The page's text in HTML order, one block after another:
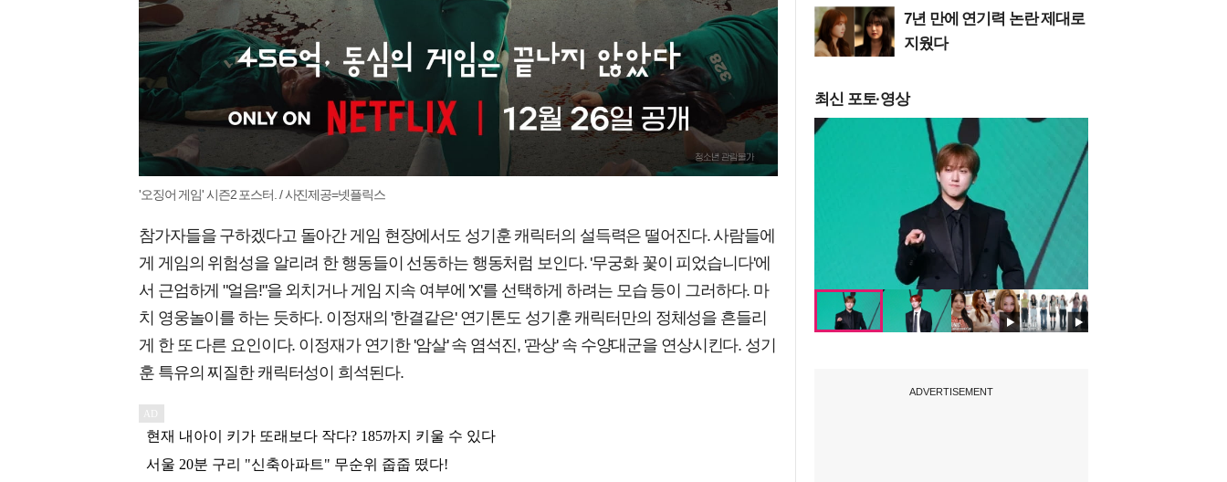
'오징어 게임' 시즌2 포스터. / 사진제공=넷플릭스
참가자들을 구하겠다고 돌아간 게임 현장에서도 성기훈 캐릭터의 설득력은 떨어진다. 사람들에
게 게임의 위험성을 알리려 한 행동들이 선동하는 행동처럼 보인다. '무궁화 꽃이 피었습니다'에
서 근엄하게 "얼음!"을 외치거나 게임 지속 여부에 'X'를 선택하게 하려는 모습 등이 그러하다. 마
치 영웅놀이를 하는 듯하다. 이정재의 '한결같은' 연기톤도 성기훈 캐릭터만의 정체성을 흔들리
게 한 또 다른 요인이다. 이정재가 연기한 '암살' 속 염석진, '관상' 속 수양대군을 연상시킨다. 성기
훈 특유의 찌질한 캐릭터성이 희석된다.
7년 만에 연기력 논란 제대로
지웠다
최신 포토·영상
ADVERTISEMENT